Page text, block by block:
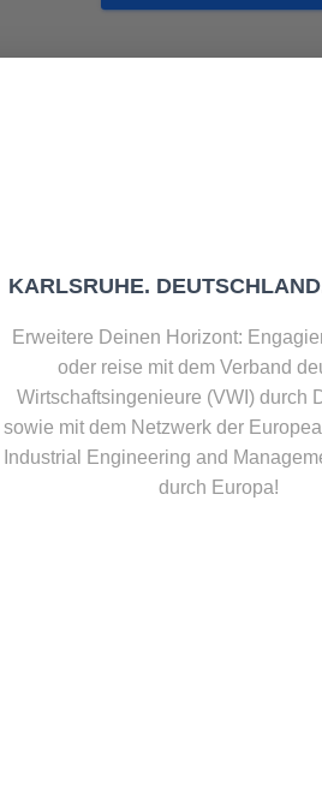
KARLSRUHE.
Erweitere Deinen Horizont:
oder reise mit dem Verband
Wirtschaftsingenieure (VWI) durch
sowie mit dem Netzwerk der
Industrial Engineering and
durch Europa!